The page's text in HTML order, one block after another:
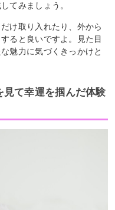
てみましょう。
け取り入れたり、外から
ると良いですよ。見た目
魅力に気づくきっかけと
見て幸運を掴んだ体験